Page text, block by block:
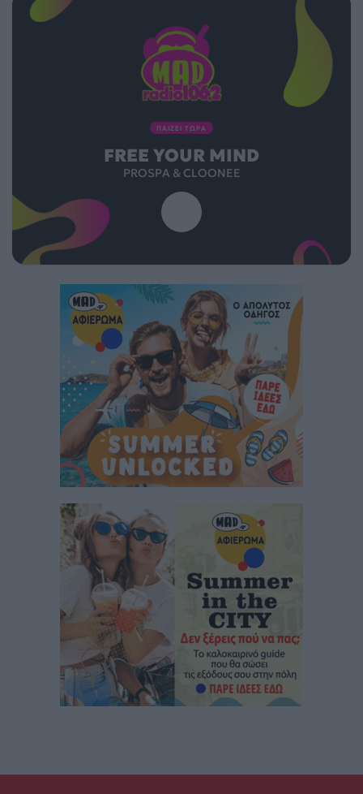
ΠΑΙΖΕΙ ΤΩΡΑ
FREE YOUR MIND
PROSPA & CLOONEE